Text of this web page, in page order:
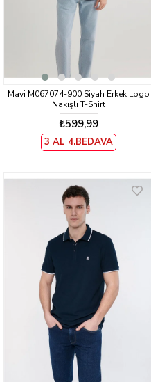
Mavi M067074-900 Siyah Erkek Logo
Nakışlı T-Shirt
₺599,99
3 AL 4.BEDAVA